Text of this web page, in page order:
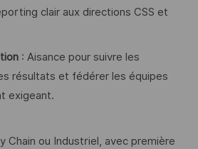
clair aux directions CSS et
: Aisance pour suivre les
résultats et fédérer les équipes
exigeant.
Chain ou Industriel, avec première